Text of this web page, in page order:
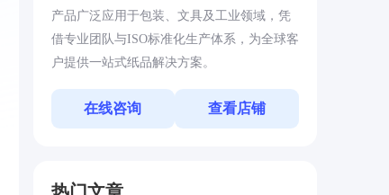
产品广泛应用于包装、文具及工业领域，凭
借专业团队与ISO标准化生产体系，为全球客
户提供一站式纸品解决方案。
在线咨询 查看店铺